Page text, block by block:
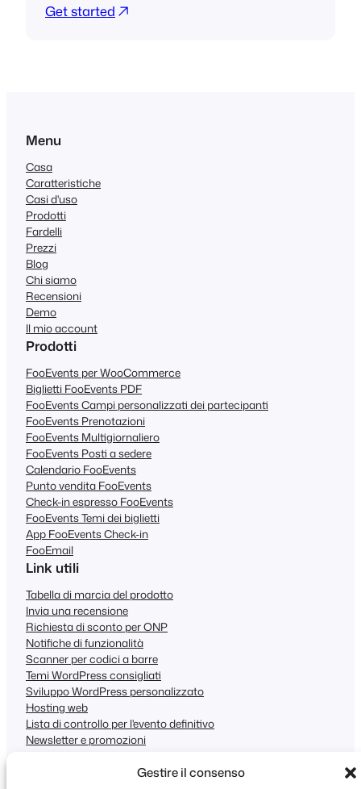
Gestire il consenso
Get started
Menu
Casa
Caratteristiche
Casi d'uso
Prodotti
Fardelli
Prezzi
Blog
Chi siamo
Recensioni
Demo
Il mio account
Prodotti
FooEvents per WooCommerce
Biglietti FooEvents PDF
FooEvents Campi personalizzati dei partecipanti
FooEvents Prenotazioni
FooEvents Multigiornaliero
FooEvents Posti a sedere
Calendario FooEvents
Punto vendita FooEvents
Check-in espresso FooEvents
FooEvents Temi dei biglietti
App FooEvents Check-in
FooEmail
Link utili
Tabella di marcia del prodotto
Invia una recensione
Richiesta di sconto per ONP
Notifiche di funzionalità
Scanner per codici a barre
Temi WordPress consigliati
Sviluppo WordPress personalizzato
Hosting web
Lista di controllo per l'evento definitivo
Newsletter e promozioni